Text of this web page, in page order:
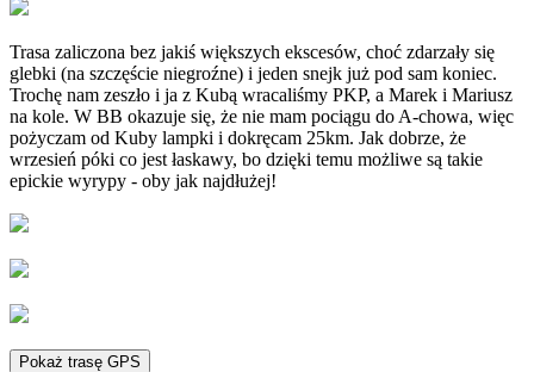
Trasa zaliczona bez jakiś większych ekscesów, choć zdarzały się
glebki (na szczęście niegroźne) i jeden snejk już pod sam koniec.
Trochę nam zeszło i ja z Kubą wracaliśmy PKP, a Marek i Mariusz
na kole. W BB okazuje się, że nie mam pociągu do A-chowa, więc
pożyczam od Kuby lampki i dokręcam 25km. Jak dobrze, że
wrzesień póki co jest łaskawy, bo dzięki temu możliwe są takie
epickie wyrypy - oby jak najdłużej!
Pokaż trasę GPS